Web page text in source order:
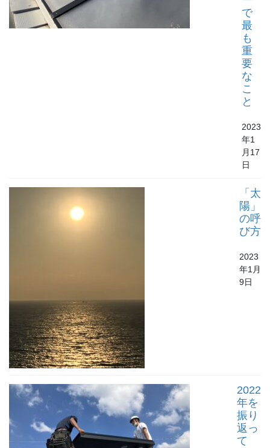
で
最
も
重
要
な
こ
と
2023
年1
月17
日
「太
陽」
の呼
び方
2023
年1月
9日
2022
年を
振り
返っ
て